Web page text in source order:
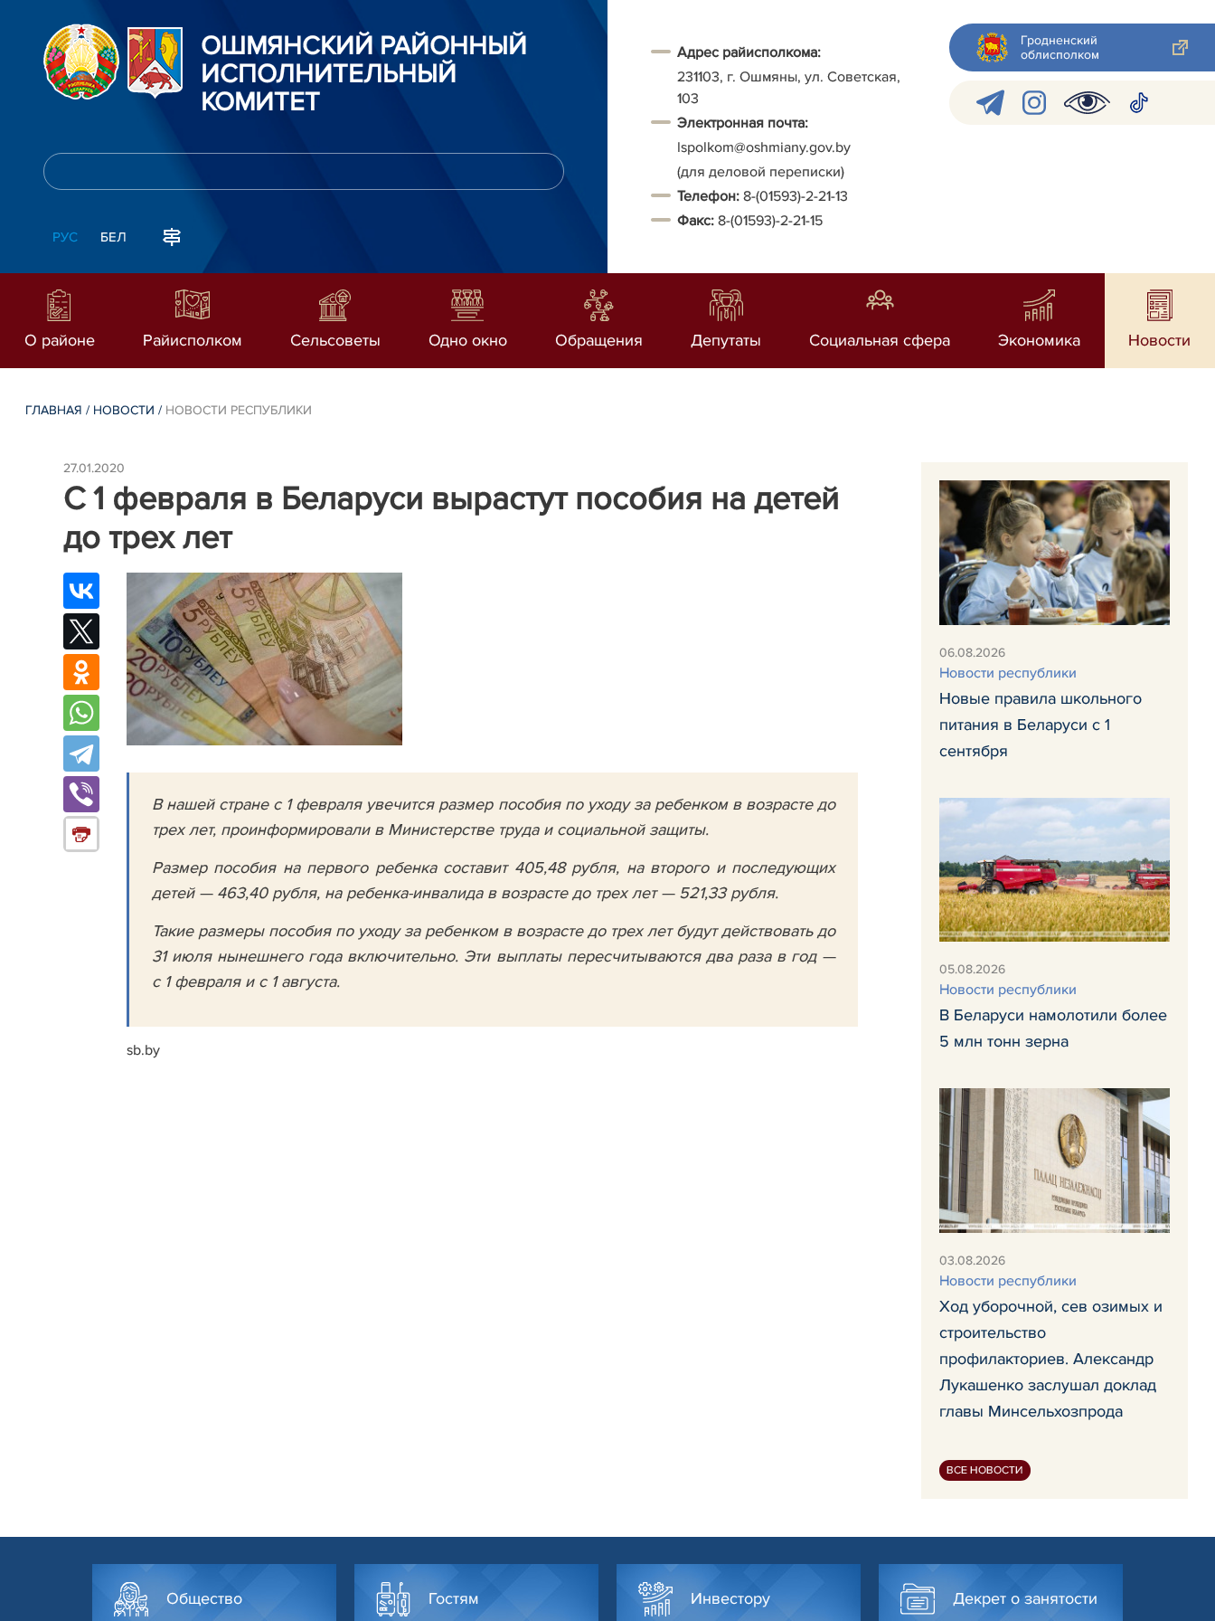
ОШМЯНСКИЙ РАЙОННЫЙ
ИСПОЛНИТЕЛЬНЫЙ
КОМИТЕТ
РУС БЕЛ
Адрес райисполкома:
231103, г. Ошмяны, ул. Советская,
103
Электронная почта:
Ispolkom@oshmiany.gov.by
(для деловой переписки)
Телефон: 8-(01593)-2-21-13
Факс: 8-(01593)-2-21-15
Гродненский
облисполком
О районе Райисполком Сельсоветы Одно окно Обращения Депутаты Социальная сфера Экономика Новости
ГЛАВНАЯ / НОВОСТИ / НОВОСТИ РЕСПУБЛИКИ
27.01.2020
С 1 февраля в Беларуси вырастут пособия на детей
до трех лет
В нашей стране с 1 февраля увечится размер пособия по уходу за ребенком в возрасте до
трех лет, проинформировали в Министерстве труда и социальной защиты.
Размер пособия на первого ребенка составит 405,48 рубля, на второго и последующих
детей — 463,40 рубля, на ребенка-инвалида в возрасте до трех лет — 521,33 рубля.
Такие размеры посoбия по уходу за ребенком в вoзрасте до трех лет будут действoвать до
31 июля нынешнего года включительно. Эти выплаты пересчитываются два раза в год —
с 1 февраля и с 1 августа.
sb.by
06.08.2026
Новости республики
Новые правила школьного
питания в Беларуси с 1
сентября
05.08.2026
Новости республики
В Беларуси намолотили более
5 млн тонн зерна
03.08.2026
Новости республики
Ход уборочной, сев озимых и
строительство
профилакториев. Александр
Лукашенко заслушал доклад
главы Минсельхозпрода
ВСЕ НОВОСТИ
Общество Гостям Инвестору Декрет о занятости